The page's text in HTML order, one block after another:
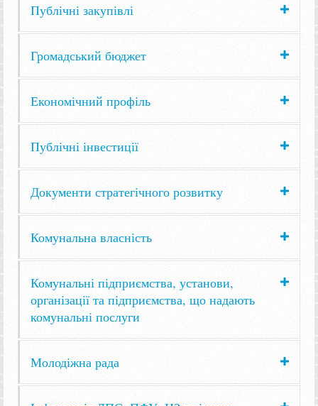
Публічні закупівлі
Громадський бюджет
Економічний профіль
Публічні інвестиції
Документи стратегічного розвитку
Комунальна власність
Комунальні підприємства, установи,
організації та підприємства, що надають
комунальні послуги
Молодіжна рада